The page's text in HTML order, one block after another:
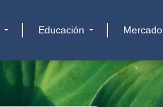
Educación Mercado